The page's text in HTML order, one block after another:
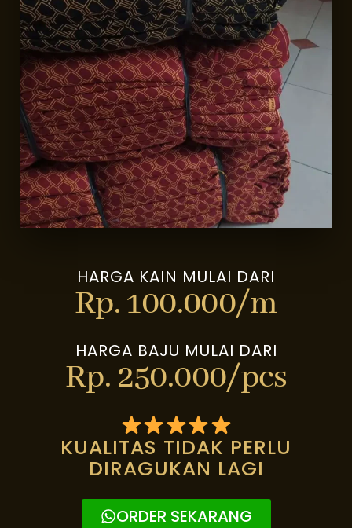
HARGA KAIN MULAI DARI
Rp. 100.000/m
HARGA BAJU MULAI DARI
Rp. 250.000/pcs
KUALITAS TIDAK PERLU
DIRAGUKAN LAGI
ORDER SEKARANG